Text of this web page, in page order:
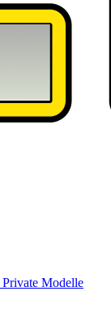
Private Modelle